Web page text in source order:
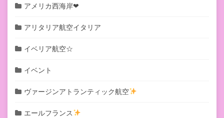
アメリカ西海岸❤︎
アリタリア航空イタリア
イベリア航空☆
イベント
ヴァージンアトランティック航空
エールフランス